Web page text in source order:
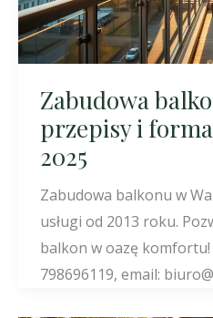
Zabudowa
przepisy i
2025
Zabudowa balkonu w
usługi od 2013 roku.
balkon w oazę
798696119, email: